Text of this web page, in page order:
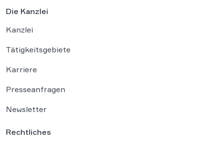
Die Kanzlei
Kanzlei
Tätigkeitsgebiete
Karriere
Presseanfragen
Newsletter
Rechtliches